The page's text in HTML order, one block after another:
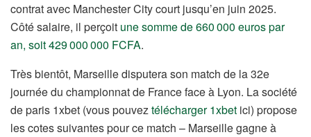
contrat avec Manchester City court jusqu’en juin 2025.
Côté salaire, il perçoit une somme de 660 000 euros par
an, soit 429 000 000 FCFA.
Très bientôt, Marseille disputera son match de la 32e
journée du championnat de France face à Lyon. La société
de paris 1xbet (vous pouveztélécharger 1xbet ici) propose
les cotes suivantes pour ce match – Marseille gagne à